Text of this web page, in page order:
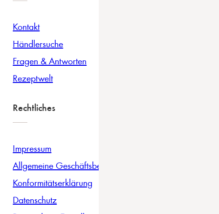
Kontakt
Händlersuche
Fragen & Antworten
Rezeptwelt
Rechtliches
Impressum
Allgemeine Geschäftsbedingungen
Konformitätserklärung
Datenschutz